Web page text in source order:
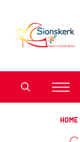
HOME